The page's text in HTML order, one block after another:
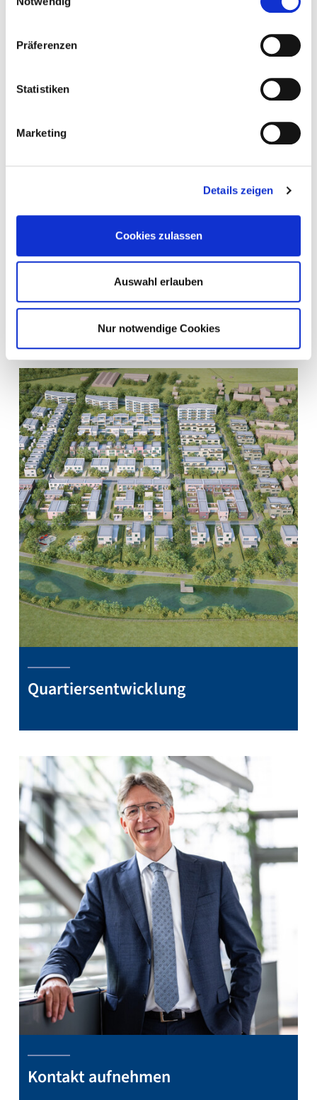
Präferenzen
Statistiken
Marketing
Details zeigen
Cookies zulassen
Auswahl erlauben
Nur notwendige Cookies
Service Development
Quartiersentwicklung
Kontakt aufnehmen